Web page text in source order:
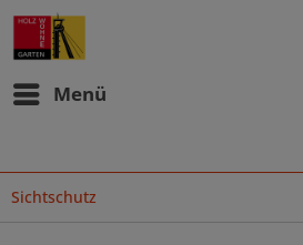
Menü
Sichtschutz